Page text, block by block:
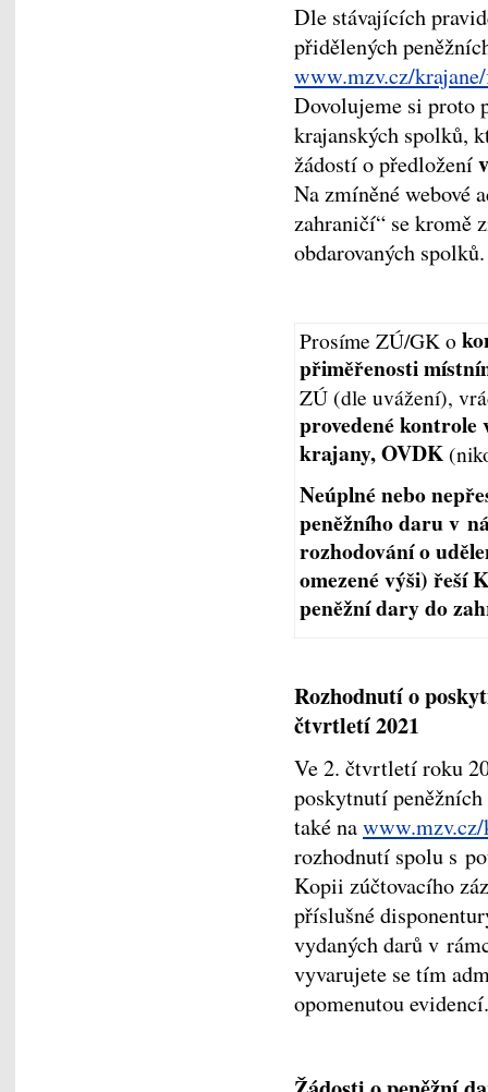
Dle stávajících
přidělených
www.mzv.cz/
Dovolujeme si proto
krajanských spolků,
žádostí o předložení
Na zmíněné webové
zahraničí“ se kromě
obdarovaných spolků.
Prosíme ZÚ/GK o
přiměřenosti
ZÚ (dle uvážení),
provedené kontrole
krajany, OVDK
Neúplné nebo
peněžního daru v
rozhodování o
omezené výši) řeší
peněžní dary do
Rozhodnutí o
čtvrtletí 2021
Ve 2. čtvrtletí roku
poskytnutí peněžních
také nawww.mzv.cz/
rozhodnutí spolu s
Kopii zúčtovacího
příslušné
vydaných darů v
vyvarujete se tím
opomenutou evidencí.